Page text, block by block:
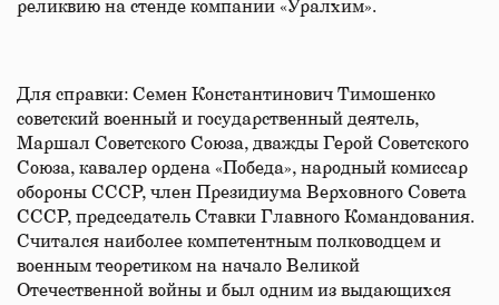
реликвию на стенде компании «Уралхим».
Для справки: Семен Константинович Тимошенко
советский военный и государственный деятель,
Маршал Советского Союза, дважды Герой Советского
Союза, кавалер ордена «Победа», народный комиссар
обороны СССР, член Президиума Верховного Совета
СССР, председатель Ставки Главного Командования.
Считался наиболее компетентным полководцем и
военным теоретиком на начало Великой
Отечественной войны и был одним из выдающихся